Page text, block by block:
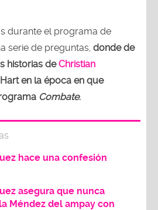
durante el programa de
serie de preguntas, donde de
historias deChristian
en la época en que
Combate.
hace una confesión
asegura que nunca
Méndez del ampay con